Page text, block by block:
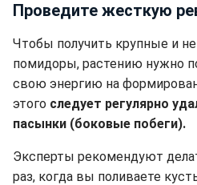
Проведите жесткую
Чтобы получить крупные и
помидоры, растению нужно
свою энергию на
этого следует регулярно
пасынки (боковые побеги).
Эксперты рекомендуют
раз, когда вы поливаете